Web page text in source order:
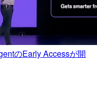
のEarly Accessが開